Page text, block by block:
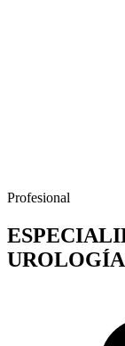
Profesional
UROLOGÍA